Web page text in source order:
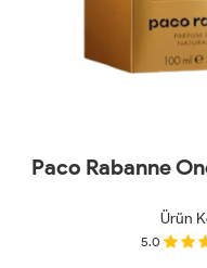
Paco Rabanne
Ürün
5.0